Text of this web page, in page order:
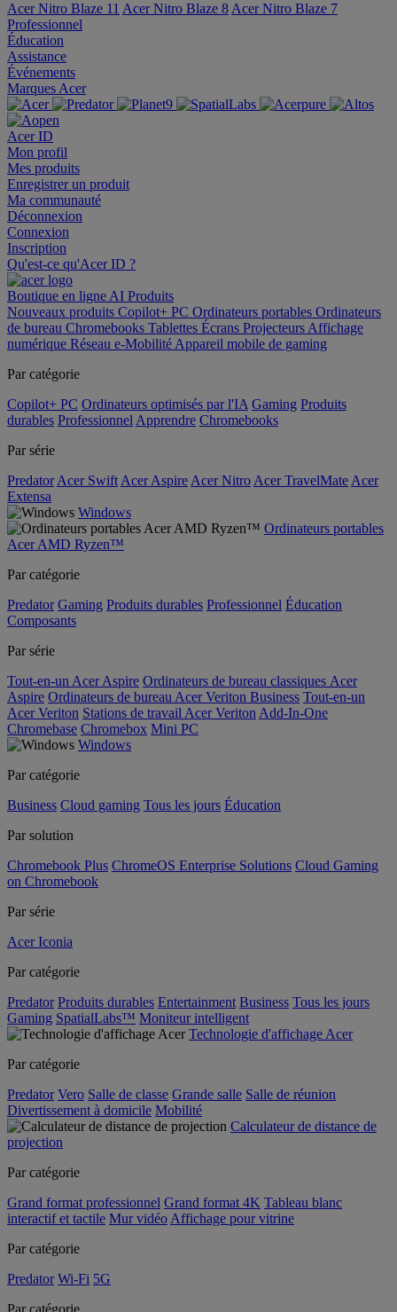
Acer Nitro Blaze 11 Acer Nitro Blaze 8 Acer Nitro Blaze 7
Professionnel
Éducation
Assistance
Événements
Marques Acer
Acer ID
Mon profil
Mes produits
Enregistrer un produit
Ma communauté
Déconnexion
Connexion
Inscription
Qu'est-ce qu'Acer ID ?
Boutique en ligne AI Produits
Nouveaux produits Copilot+ PC Ordinateurs portables Ordinateurs
de bureau Chromebooks Tablettes Écrans Projecteurs Affichage
numérique Réseau e-Mobilité Appareil mobile de gaming
Par catégorie
Copilot+ PC Ordinateurs optimisés par l'IA Gaming Produits
durables Professionnel Apprendre Chromebooks
Par série
Predator Acer Swift Acer Aspire Acer Nitro Acer TravelMate Acer
Extensa
Windows
Ordinateurs portables
Acer AMD Ryzen™
Par catégorie
Predator Gaming Produits durables Professionnel Éducation
Composants
Par série
Tout-en-un Acer Aspire Ordinateurs de bureau classiques Acer
Aspire Ordinateurs de bureau Acer Veriton Business Tout-en-un
Acer Veriton Stations de travail Acer Veriton Add-In-One
Chromebase Chromebox Mini PC
Windows
Par catégorie
Business Cloud gaming Tous les jours Éducation
Par solution
Chromebook Plus ChromeOS Enterprise Solutions Cloud Gaming
on Chromebook
Par série
Acer Iconia
Par catégorie
Predator Produits durables Entertainment Business Tous les jours
Gaming SpatialLabs™ Moniteur intelligent
Technologie d'affichage Acer
Par catégorie
Predator Vero Salle de classe Grande salle Salle de réunion
Divertissement à domicile Mobilité
Calculateur de distance de
projection
Par catégorie
Grand format professionnel Grand format 4K Tableau blanc
interactif et tactile Mur vidéo Affichage pour vitrine
Par catégorie
Predator Wi-Fi 5G
Par catégorie